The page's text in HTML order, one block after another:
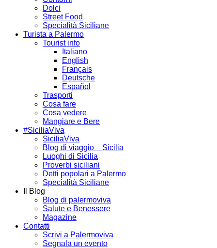
Dolci
Street Food
Specialità Siciliane
Turista a Palermo
Tourist info
Italiano
English
Français
Deutsche
Español
Trasporti
Cosa fare
Cosa vedere
Mangiare e Bere
#SiciliaViva
SiciliaViva
Blog di viaggio – Sicilia
Luoghi di Sicilia
Proverbi siciliani
Detti popolari a Palermo
Specialità Siciliane
Il Blog
Blog di palermoviva
Salute e Benessere
Magazine
Contatti
Scrivi a Palermoviva
Segnala un evento